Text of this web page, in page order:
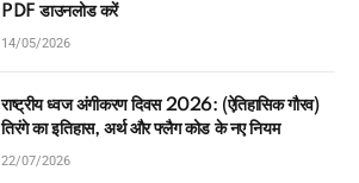
PDF डाउनलोड करें
14/05/2026
राष्ट्रीय ध्वज अंगीकरण दिवस 2026: (ऐतिहासिक गौरव)
तिरंगे का इतिहास, अर्थ और फ्लैग कोड के नए नियम
22/07/2026